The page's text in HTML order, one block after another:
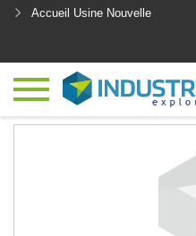
Accueil Usine Nouvelle